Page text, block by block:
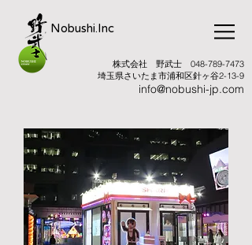
Nobushi.Inc
株式会社 野武士 048-789-7473
​埼玉県さいたま市浦和区針ヶ谷2-13-9
info@nobushi-jp.com